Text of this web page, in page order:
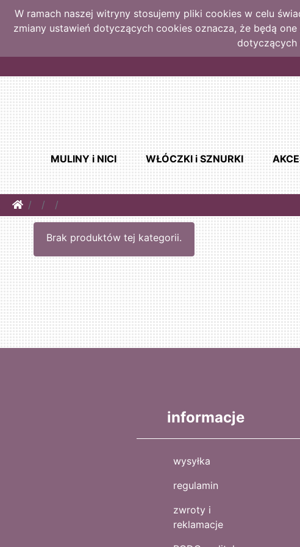
W ramach naszej witryny stosujemy pliki cookies w celu
zmiany ustawień dotyczących cookies oznacza, że będą
dotyczących
MULINY i NICI WŁÓCZKI i SZNURKI
Home
Brak produktów tej kategorii.
informacje
wysyłka
regulamin
zwroty i
reklamacje